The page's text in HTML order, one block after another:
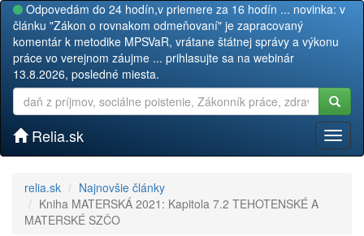
Odpovedám do 24 hodín,v priemere za 16 hodín ... novinka: v
článku "Zákon o rovnakom odmeňovaní" je zapracovaný
komentár k metodike MPSVaR, vrátane štátnej správy a výkonu
práce vo verejnom záujme ... prihlasujte sa na webinár
13.8.2026, posledné miesta.
Relia.sk
relia.sk
Najnovšie články
Kniha MATERSKÁ 2021: Kapitola 7.2 TEHOTENSKÉ A
MATERSKÉ SZČO